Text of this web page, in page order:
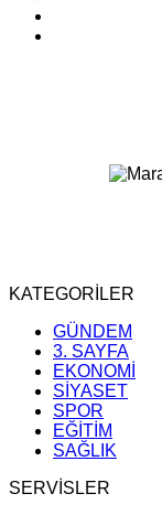
KATEGORİLER
GÜNDEM
3. SAYFA
EKONOMİ
SİYASET
SPOR
EĞİTİM
SAĞLIK
SERVİSLER